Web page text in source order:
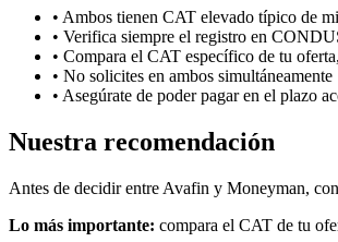
• Ambos tienen CAT elevado típico de
• Verifica siempre el registro en
• Compara el CAT específico de tu
• No solicites en ambos simultáneamente
• Asegúrate de poder pagar en el plazo
Nuestra recomendación
Antes de decidir entre Avafin y Moneyman,
Lo más importante: compara el CAT de tu